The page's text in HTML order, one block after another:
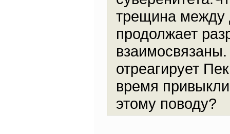
трещина между
продолжает
взаимосвязаны.
отреагирует
время
этому поводу?